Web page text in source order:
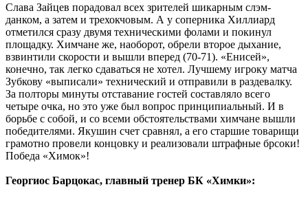
Слава Зайцев порадовал всех зрителей шикарным слэм-
данком, а затем и трехокчовым. А у соперника Хиллиард
отметился сразу двумя техническими фолами и покинул
площадку. Химчане же, наоборот, обрели второе дыхание,
взвинтили скорости и вышли вперед (70-71). «Енисей»,
конечно, так легко сдаваться не хотел. Лучшему игроку матча
Зубкову «выписали» технический и отправили в раздевалку.
За полторы минуты отставание гостей составляло всего
четыре очка, но это уже был вопрос принципиальный. И в
борьбе с собой, и со всеми обстоятельствами химчане вышли
победителями. Якушин счет сравнял, а его старшие товарищи
грамотно провели концовку и реализовали штрафные брсоки!
Победа «Химок»!
Георгиос Барцокас, главный тренер БК «Химки»: